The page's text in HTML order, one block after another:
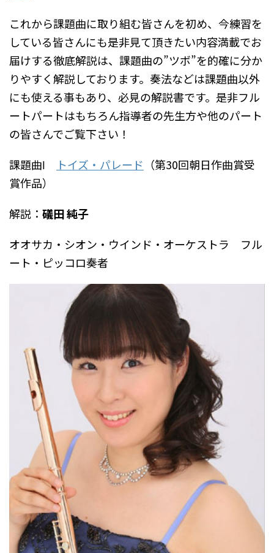
これから課題曲に取り組む皆さんを初め、今練習を
している皆さんにも是非見て頂きたい内容満載でお
届けする徹底解説は、課題曲の”ツボ”を的確に分か
りやすく解説しております。奏法などは課題曲以外
にも使える事もあり、必見の解説書です。是非フル
ートパートはもちろん指導者の先生方や他のパート
の皆さんでご覧下さい！
課題曲Ⅰ
トイズ・パレード （第30回朝日作曲賞受
賞作品）
解説： 礒田 純子
オオサカ・シオン・ウインド・オーケストラ フル
ート・ピッコロ奏者